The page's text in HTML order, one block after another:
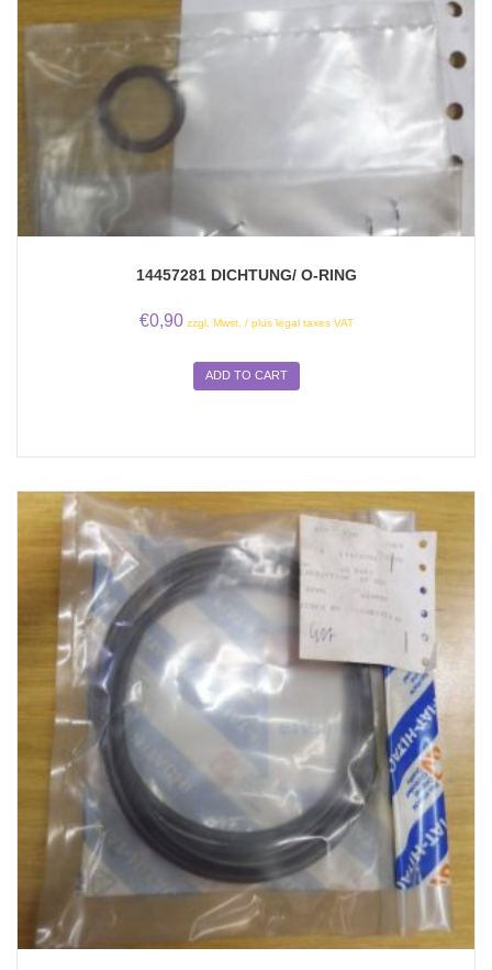
14457281 DICHTUNG/ O-RING
€0,90 zzgl. Mwst. / plus legal taxes VAT
ADD TO CART